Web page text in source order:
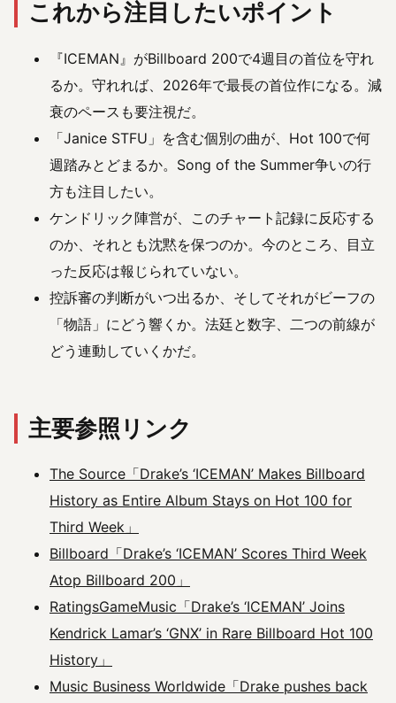
これから注目したいポイント
『ICEMAN』がBillboard 200で4週目の首位を守れ
るか。守れれば、2026年で最長の首位作になる。減
衰のペースも要注視だ。
「Janice STFU」を含む個別の曲が、Hot 100で何
週踏みとどまるか。Song of the Summer争いの行
方も注目したい。
ケンドリック陣営が、このチャート記録に反応する
のか、それとも沈黙を保つのか。今のところ、目立
った反応は報じられていない。
控訴審の判断がいつ出るか、そしてそれがビーフの
「物語」にどう響くか。法廷と数字、二つの前線が
どう連動していくかだ。
主要参照リンク
The Source「Drake’s ‘ICEMAN’ Makes Billboard
History as Entire Album Stays on Hot 100 for
Third Week」
Billboard「Drake’s ‘ICEMAN’ Scores Third Week
Atop Billboard 200」
RatingsGameMusic「Drake’s ‘ICEMAN’ Joins
Kendrick Lamar’s ‘GNX’ in Rare Billboard Hot 100
History」
Music Business Worldwide「Drake pushes back